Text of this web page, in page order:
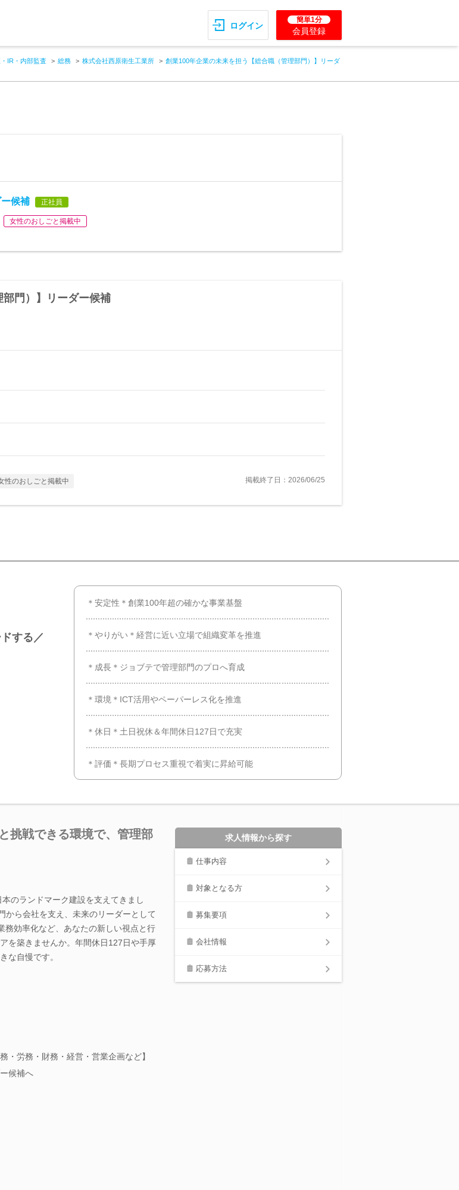
ログイン
簡単1分
会員登録
IR・内部監査 総務 株式会社西原衛生工業所
創業100年企業の未来を担う【総合職（管理部門）】リーダ
候補 正社員
女性のおしごと掲載中
門）】リーダー候補
性のおしごと掲載中 掲載終了日：2026/06/25
する／
＊安定性＊創業100年超の確かな事業基盤
＊やりがい＊経営に近い立場で組織変革を推進
＊成長＊ジョブテで管理部門のプロへ育成
＊環境＊ICT活用やペーパーレス化を推進
＊休日＊土日祝休＆年間休日127日で充実
＊評価＊長期プロセス重視で着実に昇給可能
挑戦できる環境で、管理部
のランドマーク建設を支えてきまし
から会社を支え、未来のリーダーとして
務効率化など、あなたの新しい視点と行
を築きませんか。年間休日127日や手厚
な自慢です。
・労務・財務・経営・営業企画など】
候補へ
求人情報から探す
仕事内容
対象となる方
募集要項
会社情報
応募方法